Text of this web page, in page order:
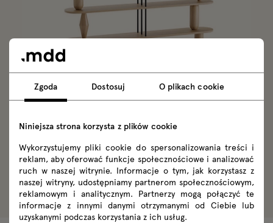
Vazoo regał drewniany
Konfiguruj
Zgoda Dostosuj O plikach cookie
Niniejsza strona korzysta z plików cookie
Wykorzystujemy pliki cookie do spersonalizowania treści i
reklam, aby oferować funkcje społecznościowe i analizować
ruch w naszej witrynie. Informacje o tym, jak korzystasz z
naszej witryny, udostępniamy partnerom społecznościowym,
reklamowym i analitycznym. Partnerzy mogą połączyć te
informacje z innymi danymi otrzymanymi od Ciebie lub
uzyskanymi podczas korzystania z ich usług.